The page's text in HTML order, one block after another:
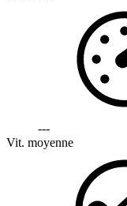
---
Vit. moyenne